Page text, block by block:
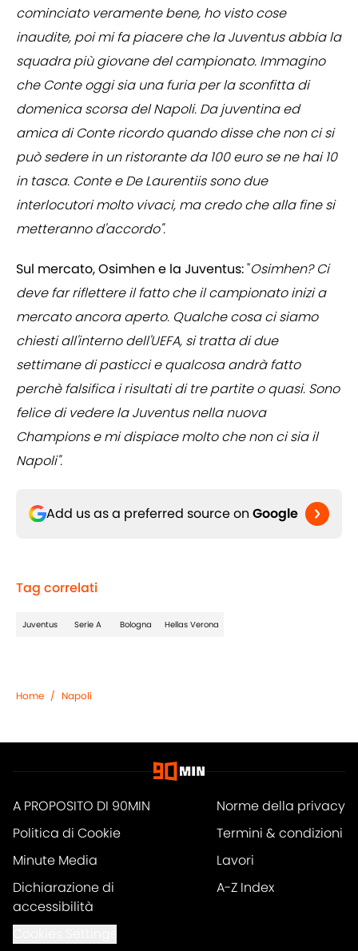
cominciato veramente bene, ho visto cose
inaudite, poi mi fa piacere che la Juventus abbia la
squadra più giovane del campionato. Immagino
che Conte oggi sia una furia per la sconfitta di
domenica scorsa del Napoli. Da juventina ed
amica di Conte ricordo quando disse che non ci si
può sedere in un ristorante da 100 euro se ne hai 10
in tasca. Conte e De Laurentiis sono due
interlocutori molto vivaci, ma credo che alla fine si
metteranno d'accordo".
Sul mercato, Osimhen e la Juventus:"Osimhen? Ci
deve far riflettere il fatto che il campionato inizi a
mercato ancora aperto. Qualche cosa ci siamo
chiesti all'interno dell'UEFA, si tratta di due
settimane di pasticci e qualcosa andrà fatto
perchè falsifica i risultati di tre partite o quasi. Sono
felice di vedere la Juventus nella nuova
Champions e mi dispiace molto che non ci sia il
Napoli".
Add us as a preferred source on Google
Tag correlati
Juventus Serie A Bologna Hellas Verona
Home / Napoli
A PROPOSITO DI 90MIN
Norme della privacy
Politica di Cookie
Termini & condizioni
Minute Media
Lavori
Dichiarazione di
accessibilità
A-Z Index